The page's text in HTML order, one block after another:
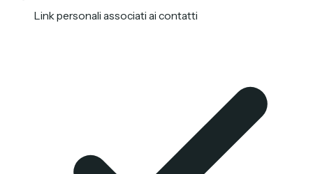
Link personali associati ai contatti